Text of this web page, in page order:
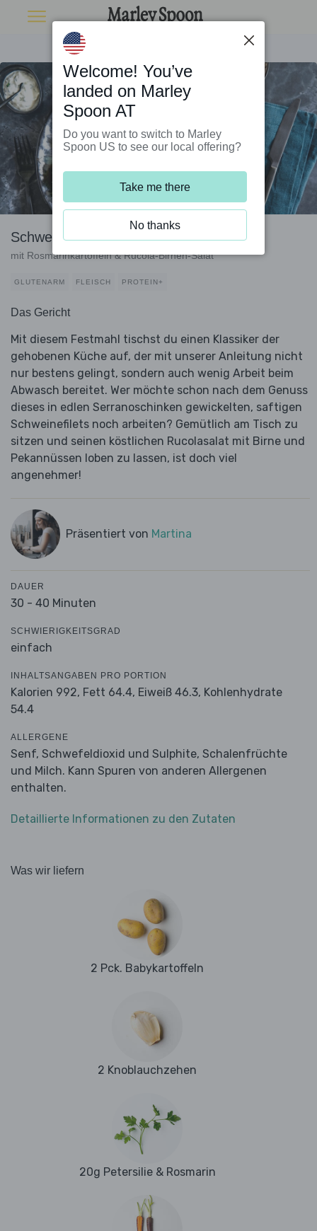
Schweinefilet im Serranomantel
mit Rosmarinkartoffeln & Rucola-Birnen-Salat
GLUTENARM FLEISCH PROTEIN+
Das Gericht
Mit diesem Festmahl tischst du einen Klassiker der
gehobenen Küche auf, der mit unserer Anleitung nicht
nur bestens gelingt, sondern auch wenig Arbeit beim
Abwasch bereitet. Wer möchte schon nach dem Genuss
dieses in edlen Serranoschinken gewickelten, saftigen
Schweinefilets noch arbeiten? Gemütlich am Tisch zu
sitzen und seinen köstlichen Rucolasalat mit Birne und
Pekannüssen loben zu lassen, ist doch viel
angenehmer!
Präsentiert von Martina
DAUER
30 - 40 Minuten
SCHWIERIGKEITSGRAD
einfach
INHALTSANGABEN PRO PORTION
Kalorien 992, Fett 64.4, Eiweiß 46.3, Kohlenhydrate
54.4
ALLERGENE
Senf, Schwefeldioxid und Sulphite, Schalenfrüchte
und Milch. Kann Spuren von anderen Allergenen
enthalten.
Detaillierte Informationen zu den Zutaten
Was wir liefern
2 Pck. Babykartoffeln
2 Knoblauchzehen
20g Petersilie & Rosmarin
Welcome! You’ve
landed on Marley
Spoon AT
Do you want to switch to Marley
Spoon US to see our local offering?
Take me there
No thanks